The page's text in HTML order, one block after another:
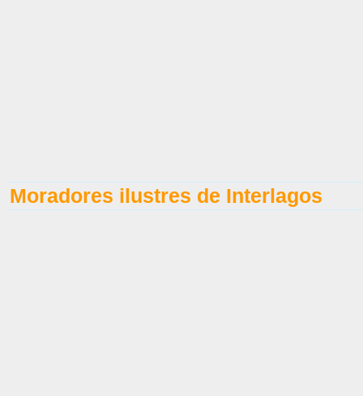
Moradores ilustres de Interlagos